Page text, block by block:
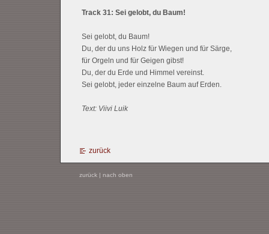
Track 31: Sei gelobt, du Baum!
Sei gelobt, du Baum!
Du, der du uns Holz für Wiegen und für Särge,
für Orgeln und für Geigen gibst!
Du, der du Erde und Himmel vereinst.
Sei gelobt, jeder einzelne Baum auf Erden.
Text: Viivi Luik
zurück
zurück| nach oben